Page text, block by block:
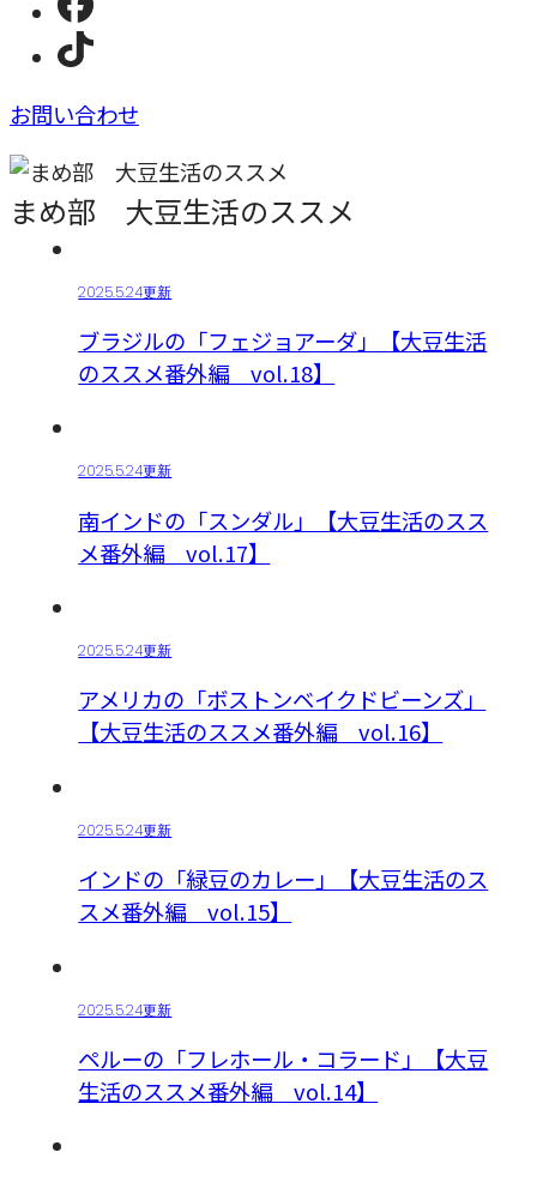
お問い合わせ
まめ部 大豆生活のススメ
2025.5.24更新
ブラジルの「フェジョアーダ」【大豆生活
のススメ番外編 vol.18】
2025.5.24更新
南インドの「スンダル」【大豆生活のスス
メ番外編 vol.17】
2025.5.24更新
アメリカの「ボストンベイクドビーンズ」
【大豆生活のススメ番外編 vol.16】
2025.5.24更新
インドの「緑豆のカレー」【大豆生活のス
スメ番外編 vol.15】
2025.5.24更新
ペルーの「フレホール・コラード」【大豆
生活のススメ番外編 vol.14】